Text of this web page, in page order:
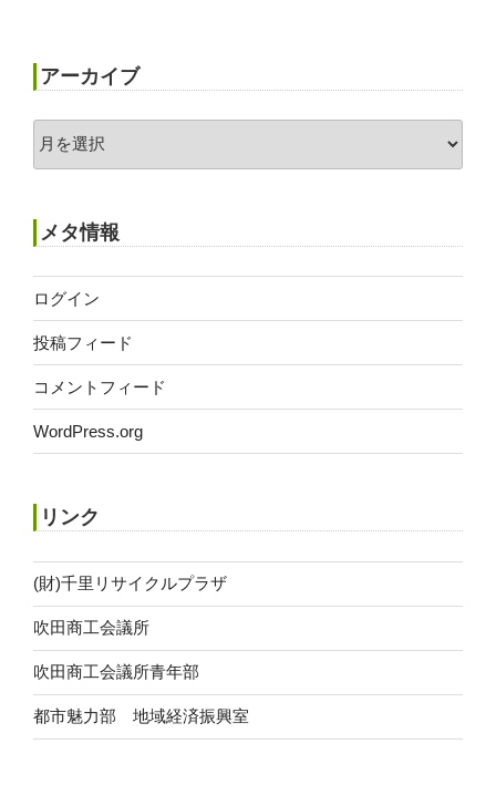
アーカイブ
ー
ブメタ情報
ログイン
投稿フィード
コメントフィード
WordPress.org
リンク
(財)千里リサイクルプラザ
吹田商工会議所
吹田商工会議所青年部
都市魅力部 地域経済振興室